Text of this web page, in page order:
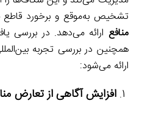
تشخیص به‌موقع و برخورد قاطع
منافع ارائه می‌دهد. در بررسی
همچنین در بررسی تجربه
ارائه می‌شود:
افزایش آگاهی از تعارض